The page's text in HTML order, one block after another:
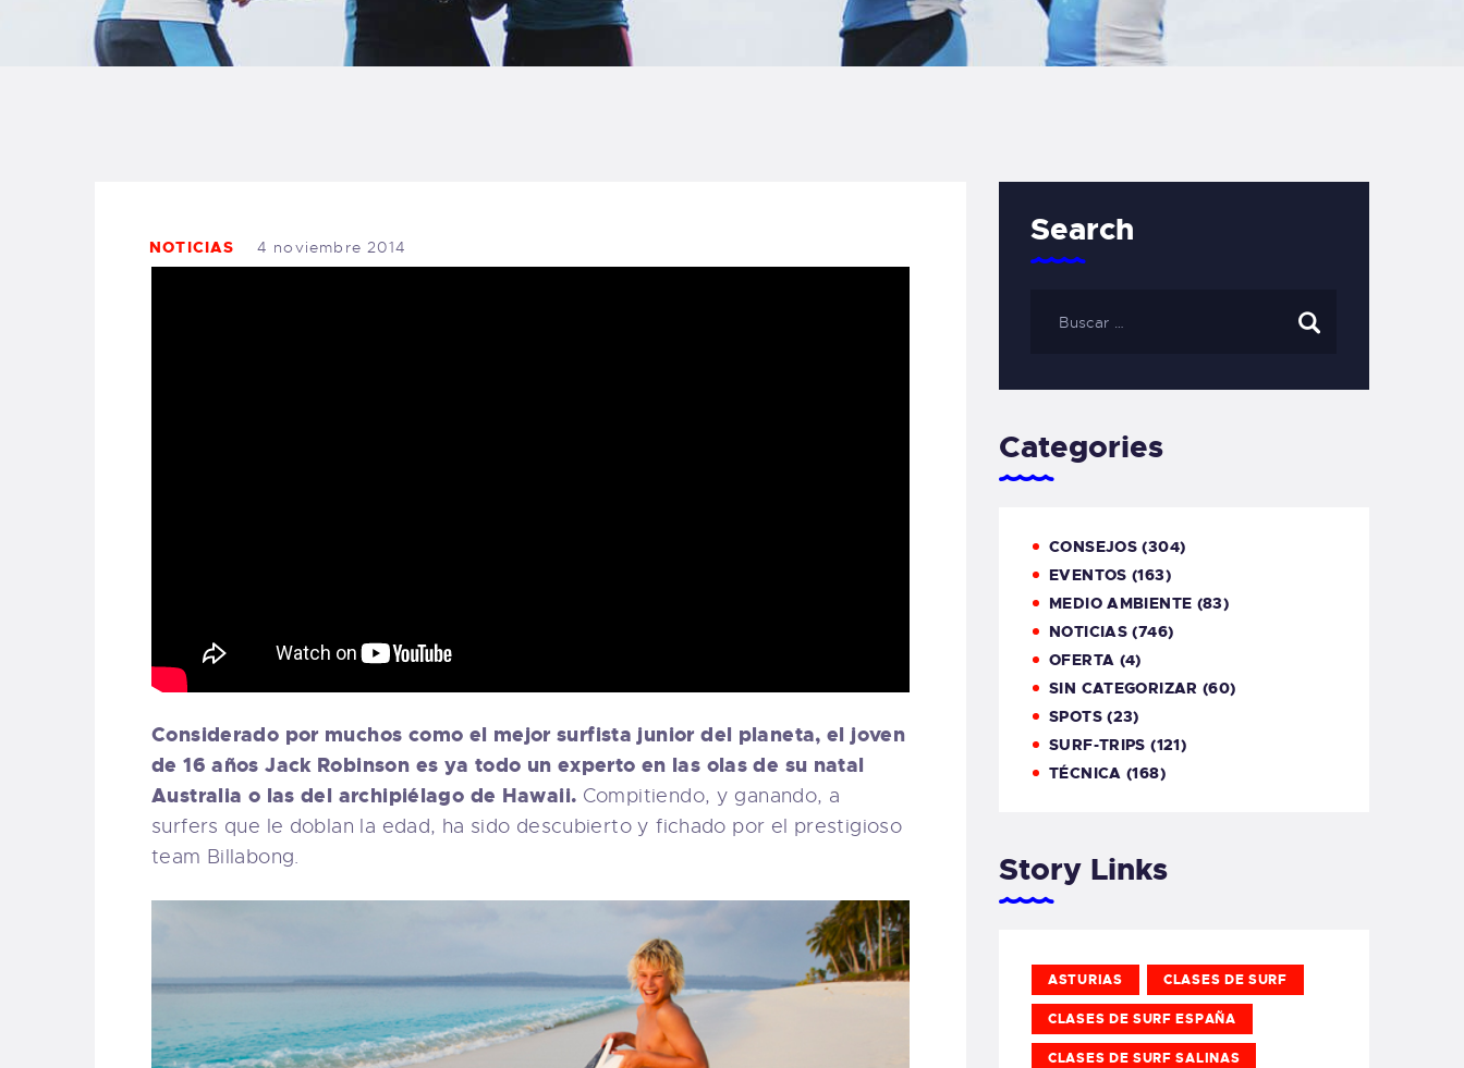
CLASES DE SURF
NOTICIAS 4 noviembre 2014
Considerado por muchos como el mejor surfista junior del planeta, el joven
de 16 años Jack Robinson es ya todo un experto en las olas de su natal
Australia o las del archipiélago de Hawaii. Compitiendo, y ganando, a
surfers que le doblan la edad, ha sido descubierto y fichado por el prestigioso
team Billabong.
Search
Categories
CONSEJOS (304)
EVENTOS (163)
MEDIO AMBIENTE (83)
NOTICIAS (746)
OFERTA (4)
SIN CATEGORIZAR (60)
SPOTS(23)
SURF-TRIPS (121)
TÉCNICA (168)
Story Links
ASTURIAS CLASES DE SURF
CLASES DE SURF ESPAÑA
CLASES DE SURF SALINAS